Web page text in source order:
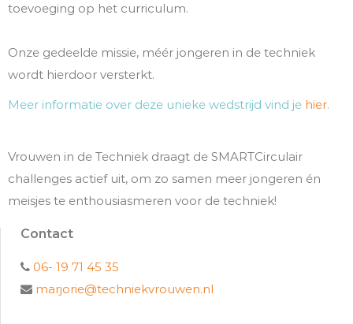
toevoeging op het curriculum.
Onze gedeelde missie, méér jongeren in de techniek
wordt hierdoor versterkt.
Meer informatie over deze unieke wedstrijd vind je hier.
Vrouwen in de Techniek draagt de SMARTCirculair
challenges actief uit, om zo samen meer jongeren én
meisjes te enthousiasmeren voor de techniek!
Contact
06- 19 71 45 35
marjorie@techniekvrouwen.nl